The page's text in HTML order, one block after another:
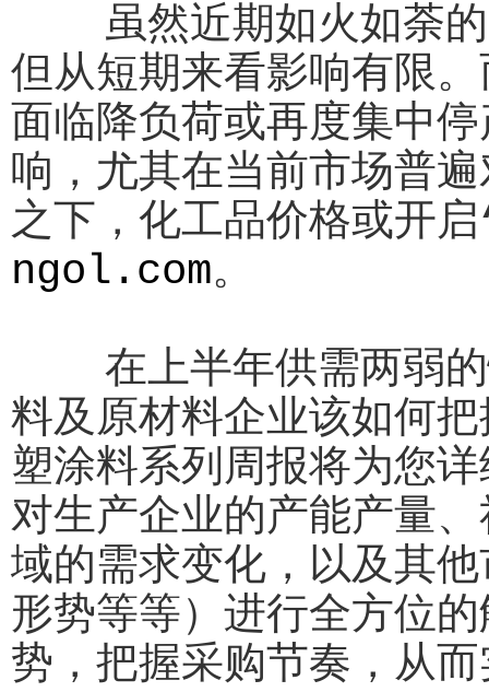
虽然近期如火如荼的
但从短期来看影响有限
面临降负荷或再度集中
响，尤其在当前市场普
之下，化工品价格或开
ngol.com。
在上半年供需两弱的
料及原材料企业该如何
塑涂料系列周报将为您
对生产企业的产能产量
域的需求变化，以及其
形势等等）进行全方位
势，把握采购节奏，从